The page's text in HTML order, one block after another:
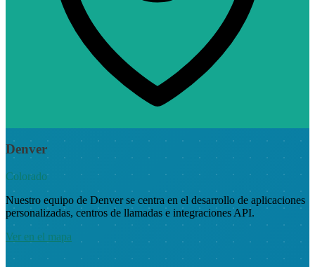
Denver
Colorado
Nuestro equipo de Denver se centra en el desarrollo de aplicaciones
personalizadas, centros de llamadas e integraciones API.
Ver en el mapa